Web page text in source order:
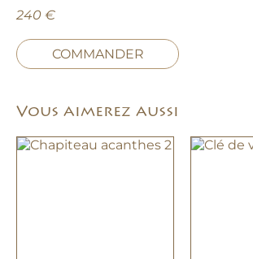
240 €
COMMANDER
Vous aimerez aussi